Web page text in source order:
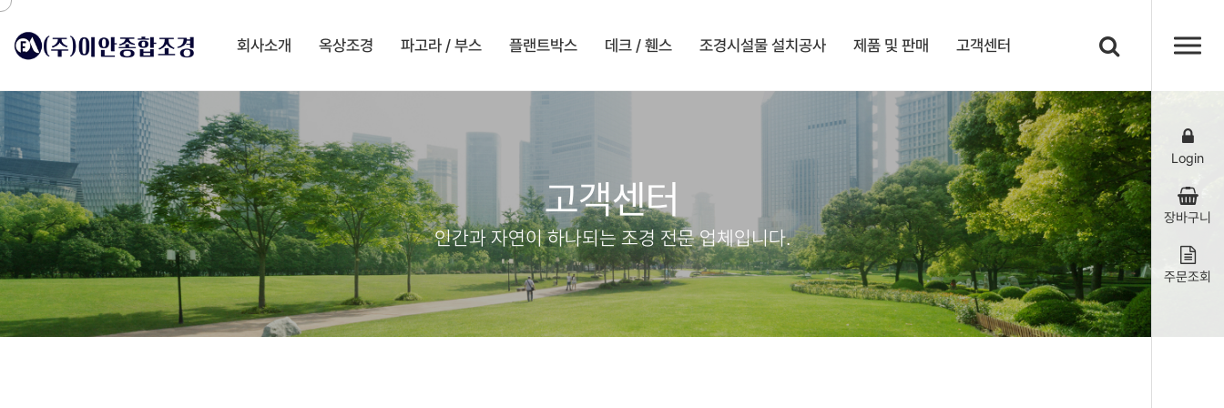
회사소개 옥상조경 파고라 / 부스 플랜트박스 데크 / 휀스 조경시설물 설치공사 제품 및 판매 고객센터
Login
장바구니
주문조회
고객센터
인간과 자연이 하나되는 조경 전문 업체입니다.